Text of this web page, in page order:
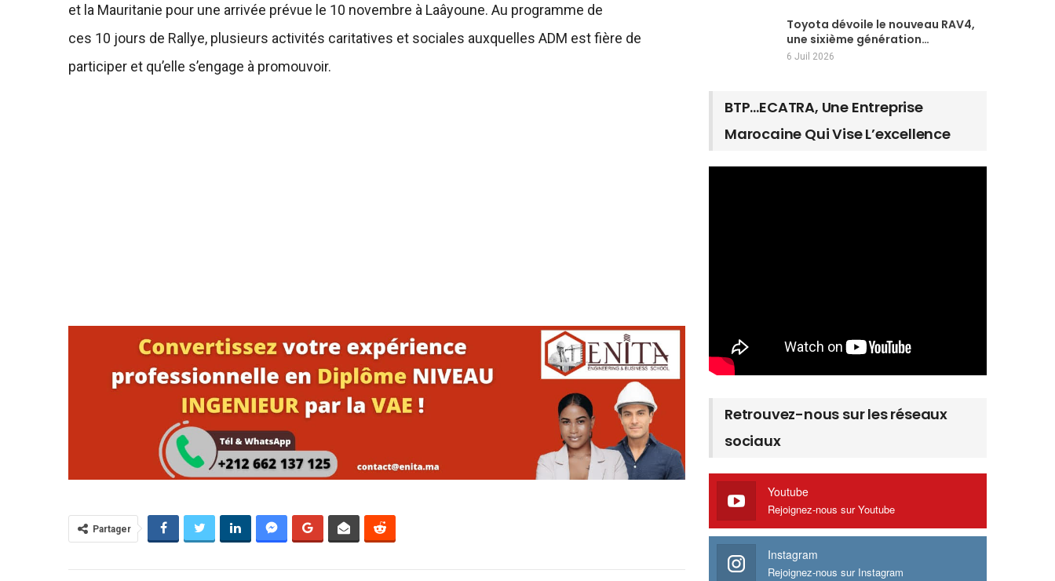
et la Mauritanie pour une arrivée prévue le 10 novembre à Laâyoune. Au programme de
ces 10 jours de Rallye, plusieurs activités caritatives et sociales auxquelles ADM est fière de
participer et qu’elle s’engage à promouvoir.
Partager
Toyota dévoile le nouveau RAV4,
une sixième génération…
6 Juil 2026
BTP…ECATRA, Une Entreprise
Marocaine Qui Vise L’excellence
Retrouvez-nous sur les réseaux
sociaux
Youtube
Rejoignez-nous sur Youtube
Instagram
Rejoignez-nous sur Instagram